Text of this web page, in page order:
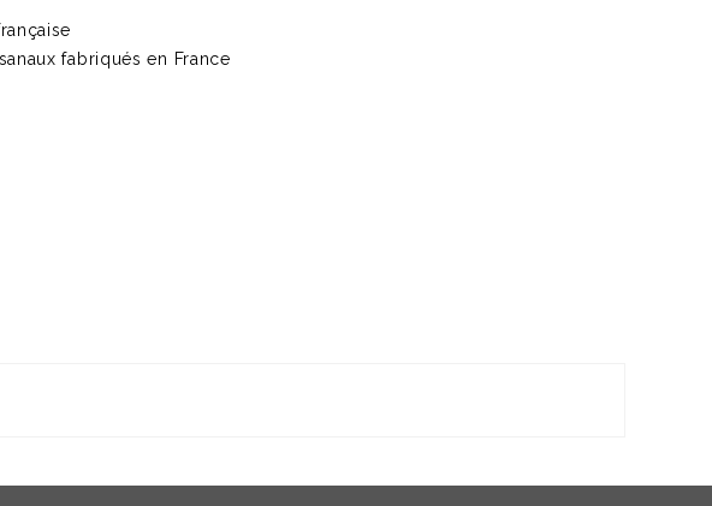
fabriqués en France